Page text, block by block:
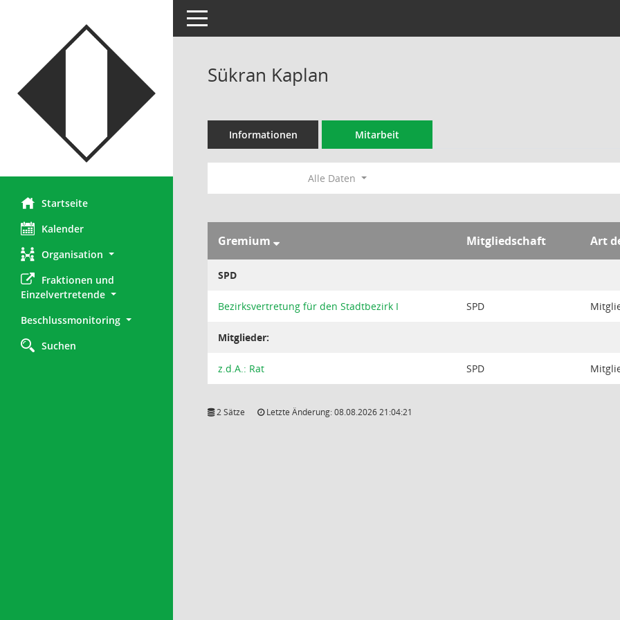
Startseite
Kalender
Organisation
Fraktionen und
Einzelvertretende
Beschlussmonitoring
Suchen
Toggle navigation
Sükran Kaplan
Informationen Mitarbeit
Alle Daten
Gremium Mitgliedschaft Art
SPD
Bezirksvertretung für den Stadtbezirk I SPD
Mitglieder:
z.d.A.: Rat SPD
2 Sätze Letzte Änderung: 08.08.2026 21:04:21